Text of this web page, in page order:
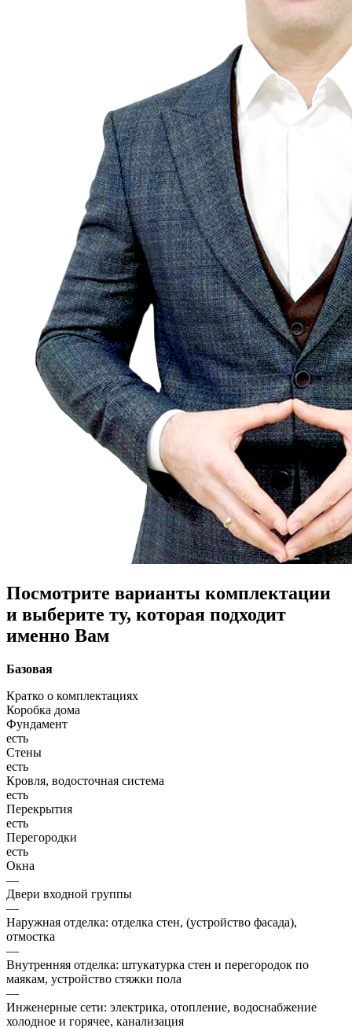
Посмотрите варианты комплектации
и выберите ту, которая подходит
именно Вам
Базовая
Кратко о комплектациях
Коробка дома
Фундамент
есть
Стены
есть
Кровля, водосточная система
есть
Перекрытия
есть
Перегородки
есть
Окна
—
Двери входной группы
—
Наружная отделка: отделка стен, (устройство фасада),
отмостка
—
Внутренняя отделка: штукатурка стен и перегородок по
маякам, устройство стяжки пола
—
Инженерные сети: электрика, отопление, водоснабжение
холодное и горячее, канализация